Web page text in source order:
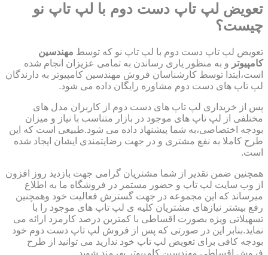
تعویض لپ تاپ دست دوم با لپ تاپ نو
چیست؟
تعویض لپ تاپ دست دوم با لپ تاپ نو که توسط مهندسین
کامپیوتر و به منظور یاری رساندن به تمامی عزیزان انجام شده
است،ابتدا توسط کارشناسان فروش مهندسین کامپیوتر به دارندگان
لپ تاپ های دست دوم مشاوره رایگان داده می شود.
پس از خریداری لپ تاپ های دست دوم از کاربران مدل های
مختلفی از لپ تاپ های موجود در بازار متناسب با نیاز و میزان
بودجه اختصاصی،به شما پیشنهاد داده می شود.طبیعی است که این
طرح کاملا به نفع مشتری و در جهت رضایتمندی ایشان ایجاد شده
است.
همچنین ضمن تقدیر از شما مشتریان گرامی جهت بازدید روز افزون
از وب سایت لپ تاپ و حضور مستمر در فروشگاه ما به اطلاع
میرساند که این مجموعه در جهت گسترش فعالیت خود وهمچنین
رفع بیشتر نیازهای مشتریان کلیه ی لپ تاپ های موجود را با
تسهیلاتی ویژه بصورت اقساطی با کمترین درصد کارمزد ارائه می
نماید.بنابر این در صورتی که پس از فروش لپ تاپ دست دوم خود
بودجه کافی برای تعویض لپ تاپ خود ندارید می توانید از طرح
فروش اقساطی مهندسین کامپیوتر بهرمند شوید.